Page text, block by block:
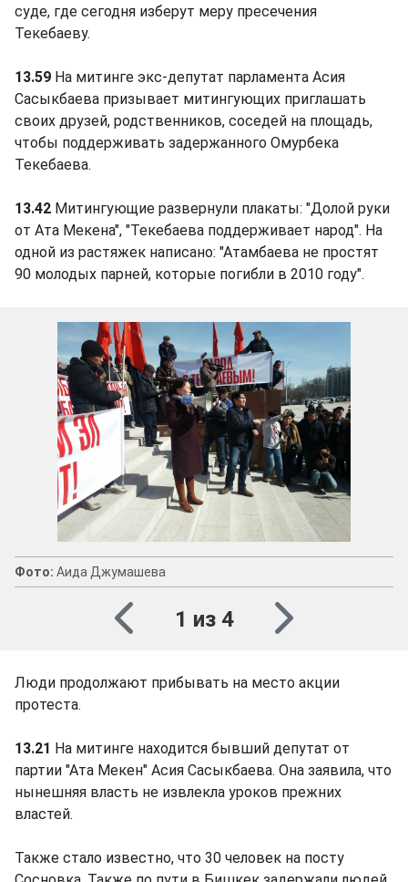
суде, где сегодня изберут меру пресечения
Текебаеву.
13.59 На митинге экс-депутат парламента Асия
Сасыкбаева призывает митингующих приглашать
своих друзей, родственников, соседей на площадь,
чтобы поддерживать задержанного Омурбека
Текебаева.
13.42 Митингующие развернули плакаты: "Долой руки
от Ата Мекена", "Текебаева поддерживает народ". На
одной из растяжек написано: "Атамбаева не простят
90 молодых парней, которые погибли в 2010 году".
Фото: Аида Джумашева
1 из 4
Люди продолжают прибывать на место акции
протеста.
13.21 На митинге находится бывший депутат от
партии "Ата Мекен" Асия Сасыкбаева. Она заявила, что
нынешняя власть не извлекла уроков прежних
властей.
Также стало известно, что 30 человек на посту